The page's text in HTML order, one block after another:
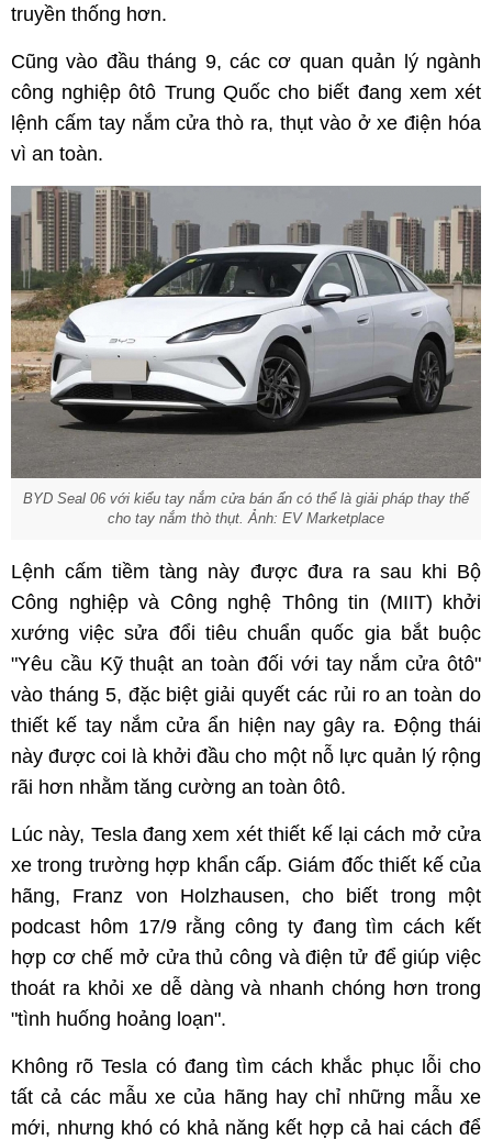
truyền thống hơn.
Cũng vào đầu tháng 9, các cơ quan quản lý ngành
công nghiệp ôtô Trung Quốc cho biết đang xem xét
lệnh cấm tay nắm cửa thò ra, thụt vào ở xe điện hóa
vì an toàn.
BYD Seal 06 với kiểu tay nắm cửa bán ẩn có thể là giải pháp thay thế
cho tay nắm thò thụt. Ảnh: EV Marketplace
Lệnh cấm tiềm tàng này được đưa ra sau khi Bộ
Công nghiệp và Công nghệ Thông tin (MIIT) khởi
xướng việc sửa đổi tiêu chuẩn quốc gia bắt buộc
"Yêu cầu Kỹ thuật an toàn đối với tay nắm cửa ôtô"
vào tháng 5, đặc biệt giải quyết các rủi ro an toàn do
thiết kế tay nắm cửa ẩn hiện nay gây ra. Động thái
này được coi là khởi đầu cho một nỗ lực quản lý rộng
rãi hơn nhằm tăng cường an toàn ôtô.
Lúc này, Tesla đang xem xét thiết kế lại cách mở cửa
xe trong trường hợp khẩn cấp. Giám đốc thiết kế của
hãng, Franz von Holzhausen, cho biết trong một
podcast hôm 17/9 rằng công ty đang tìm cách kết
hợp cơ chế mở cửa thủ công và điện tử để giúp việc
thoát ra khỏi xe dễ dàng và nhanh chóng hơn trong
"tình huống hoảng loạn".
Không rõ Tesla có đang tìm cách khắc phục lỗi cho
tất cả các mẫu xe của hãng hay chỉ những mẫu xe
mới, nhưng khó có khả năng kết hợp cả hai cách để